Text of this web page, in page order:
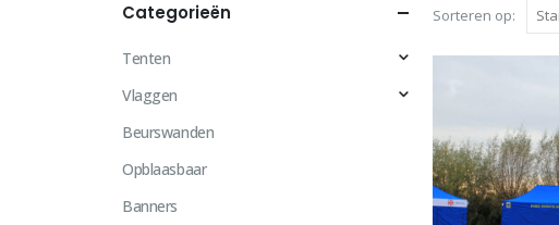
Sorteren op:
Categorieën
Tenten
Vlaggen
Beurswanden
Opblaasbaar
Banners